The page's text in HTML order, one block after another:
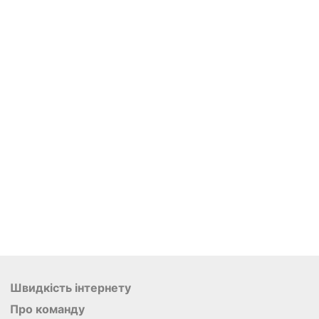
Швидкість інтернету
Про команду